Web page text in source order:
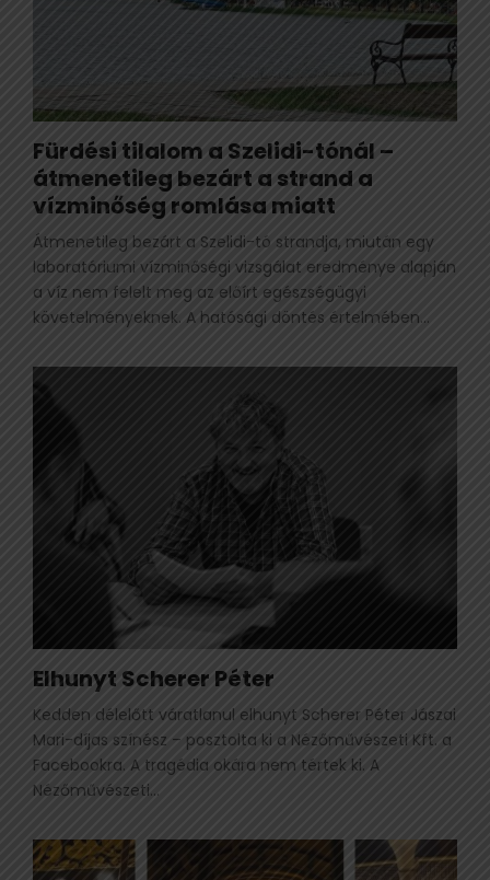
Fürdési tilalom a Szelidi-tónál –
átmenetileg bezárt a strand a
vízminőség romlása miatt
Átmenetileg bezárt a Szelidi-tó strandja, miután egy
laboratóriumi vízminőségi vizsgálat eredménye alapján
a víz nem felelt meg az előírt egészségügyi
követelményeknek. A hatósági döntés értelmében...
Elhunyt Scherer Péter
Kedden délelőtt váratlanul elhunyt Scherer Péter Jászai
Mari-díjas színész – posztolta ki a Nézőművészeti Kft. a
Facebookra. A tragédia okára nem tértek ki. A
Nézőművészeti...